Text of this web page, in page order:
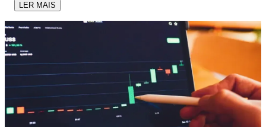
LER MAIS